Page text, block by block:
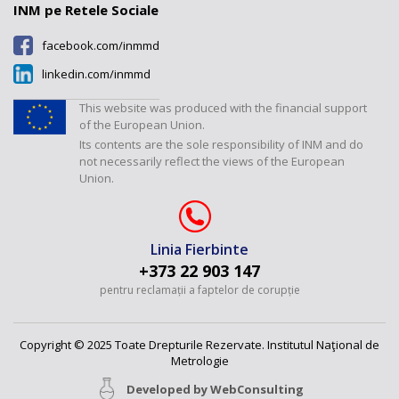
umiditate”
Laboratorul „Mărimi
dimensionale”
Laboratorul „Debite și volume”
Laboratorul „Mărimi fizico-
chimice”
Laboratorul "Presiuni și forțe"
INM pe Retele Sociale
facebook.com/inmmd
linkedin.com/inmmd
This website was produced with the financial support
of the European Union.
Its contents are the sole responsibility of INM and do
not necessarily reflect the views of the European
Union.
Linia Fierbinte
+373 22 903 147
pentru reclamații a faptelor de corupție
Copyright © 2025 Toate Drepturile Rezervate. Institutul Naţional de
Metrologie
Developed byWebConsulting